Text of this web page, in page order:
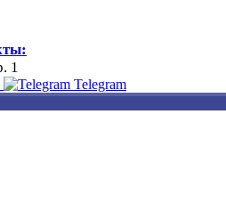
1
Telegram